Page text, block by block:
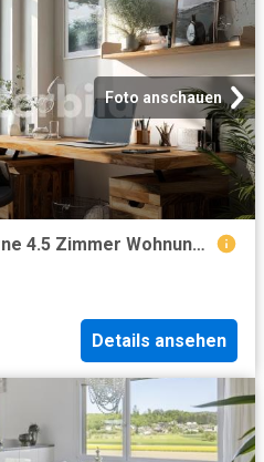
Foto anschauen
Tauschimmobilie: Moderne 4.5 Zimmer Wohnung mit 180 m² Wohnfläche in Oftringen
Details ansehen